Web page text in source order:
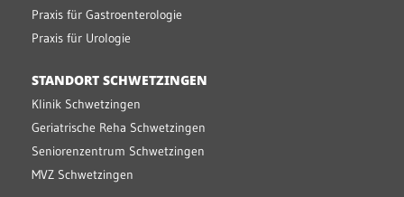
Praxis für Gastroenterologie
Praxis für Urologie
STANDORT SCHWETZINGEN
Klinik Schwetzingen
Geriatrische Reha Schwetzingen
Seniorenzentrum Schwetzingen
MVZ Schwetzingen